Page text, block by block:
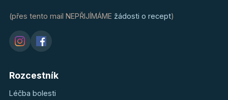
(přes tento mail NEPŘIJÍMÁME žádosti o recept)
Rozcestník
Léčba bolesti